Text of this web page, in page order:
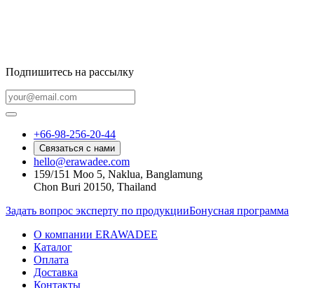
Подпишитесь на рассылку
+66-98-256-20-44
Связаться с нами
hello@erawadee.com
159/151 Moo 5, Naklua, Banglamung
Chon Buri 20150, Thailand
Задать вопрос эксперту по продукцииБонусная программа
О компании ERAWADEE
Каталог
Оплата
Доставка
Контакты